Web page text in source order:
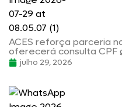
ACES reforça parceria
oferecerá consulta
julho 29, 2026